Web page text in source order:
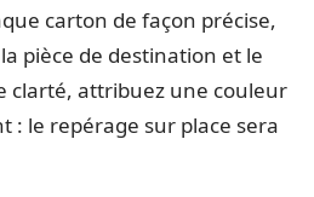
carton de façon précise,
pièce de destination et le
clarté, attribuez une couleur
: le repérage sur place sera